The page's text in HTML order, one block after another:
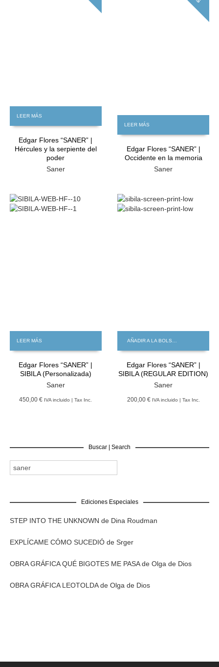
LEER MÁS
Edgar Flores “SANER” |
Hércules y la serpiente del
poder
Saner
LEER MÁS
Edgar Flores “SANER” |
Occidente en la memoria
Saner
LEER MÁS
Edgar Flores “SANER” |
SIBILA (Personalizada)
Saner
450,00 € IVA incluido | Tax Inc.
AÑADIR A LA BOLSA DE LA COMPRA
Edgar Flores “SANER” |
SIBILA (REGULAR EDITION)
Saner
200,00 € IVA incluido | Tax Inc.
Buscar | Search
Ediciones Especiales
STEP INTO THE UNKNOWN de Dina Roudman
EXPLÍCAME CÓMO SUCEDIÓ de Srger
OBRA GRÁFICA QUÉ BIGOTES ME PASA de Olga de Dios
OBRA GRÁFICA LEOTOLDA de Olga de Dios